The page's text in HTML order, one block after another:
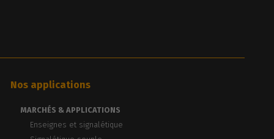
Nos applications
MARCHÉS & APPLICATIONS
Enseignes et signalétique